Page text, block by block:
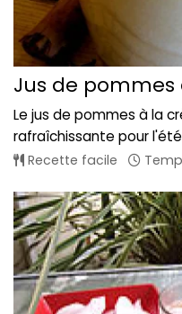
Jus de
Le jus de pommes à la
rafraîchissante pour
Recette facile